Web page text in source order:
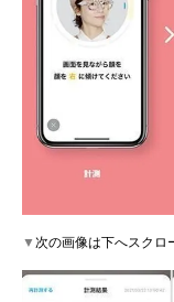
▼次の画像は下へスクロ